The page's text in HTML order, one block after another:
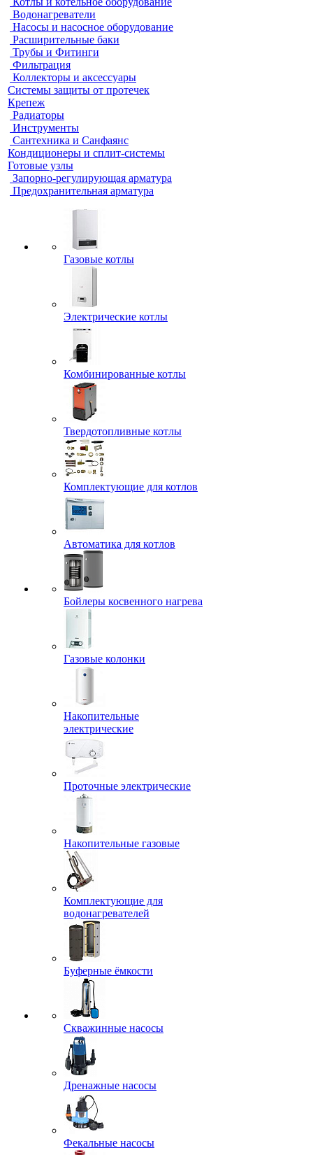
Водонагреватели
Насосы и насосное оборудование
Расширительные баки
Трубы и Фитинги
Фильтрация
Коллекторы и аксессуары
Системы защиты от протечек
Крепеж
Радиаторы
Инструменты
Сантехника и Санфаянс
Кондиционеры и сплит-системы
Готовые узлы
Запорно-регулирующая арматура
Предохранительная арматура
Газовые котлы
Электрические котлы
Комбинированные котлы
Твердотопливные котлы
Комплектующие для котлов
Автоматика для котлов
Бойлеры косвенного нагрева
Газовые колонки
Накопительные
электрические
Проточные электрические
Накопительные газовые
Комплектующие для
водонагревателей
Буферные ёмкости
Скважинные насосы
Дренажные насосы
Фекальные насосы